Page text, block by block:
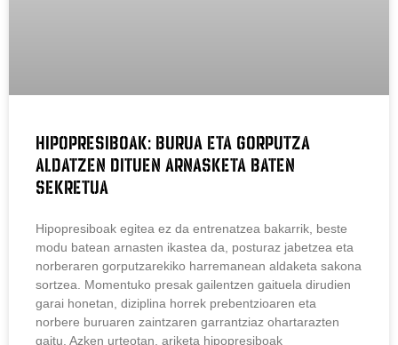
Hipopresiboak: burua eta gorputza
aldatzen dituen arnasketa baten
sekretua
Hipopresiboak egitea ez da entrenatzea bakarrik, beste
modu batean arnasten ikastea da, posturaz jabetzea eta
norberaren gorputzarekiko harremanean aldaketa sakona
sortzea. Momentuko presak gailentzen gaituela dirudien
garai honetan, diziplina horrek prebentzioaren eta
norbere buruaren zaintzaren garrantziaz ohartarazten
gaitu. Azken urteotan, ariketa hipopresiboak